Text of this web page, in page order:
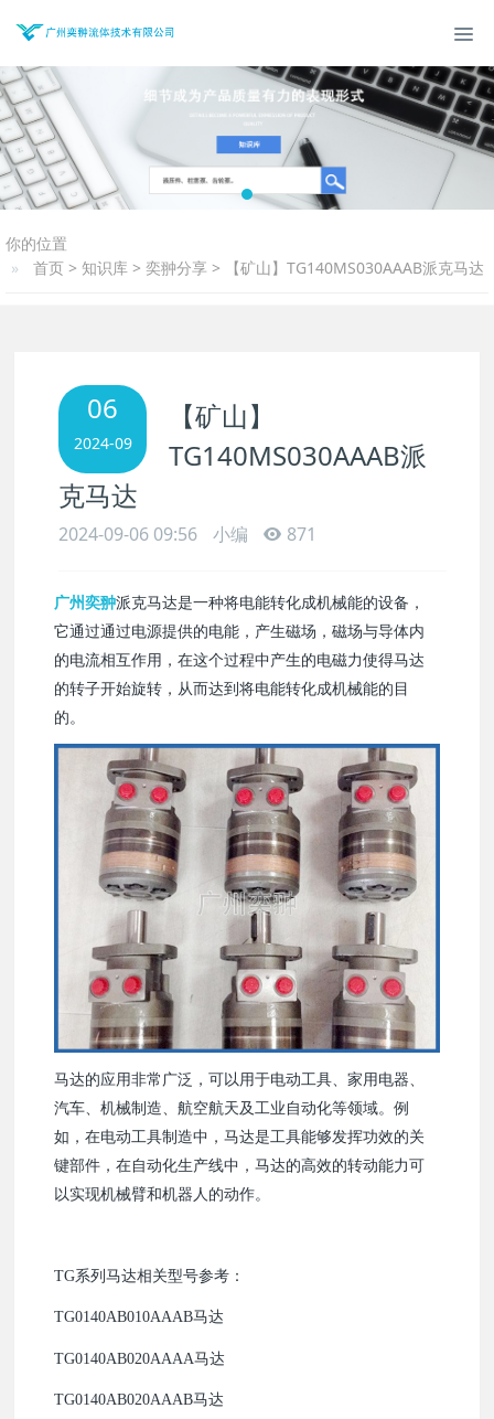
你的位置
首页 > 知识库 > 奕翀分享 > 【矿山】TG140MS030AAAB派克马达
06
2024-09
【矿山】
TG140MS030AAAB派
克马达
2024-09-06 09:56 小编 871
广州奕翀派克马达是一种将电能转化成机械能的设备，
它通过通过电源提供的电能，产生磁场，磁场与导体内
的电流相互作用，在这个过程中产生的电磁力使得马达
的转子开始旋转，从而达到将电能转化成机械能的目
的。
马达的应用非常广泛，可以用于电动工具、家用电器、
汽车、机械制造、航空航天及工业自动化等领域。例
如，在电动工具制造中，马达是工具能够发挥功效的关
键部件，在自动化生产线中，马达的高效的转动能力可
以实现机械臂和机器人的动作。
TG系列马达相关型号参考：
TG0140AB010AAAB马达
TG0140AB020AAAA马达
TG0140AB020AAAB马达